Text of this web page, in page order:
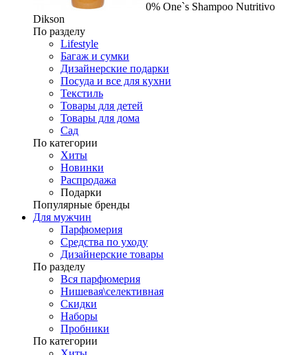
0% One`s Shampoo Nutritivo
Dikson
По разделу
Lifestyle
Багаж и сумки
Дизайнерские подарки
Посуда и все для кухни
Текстиль
Товары для детей
Товары для дома
Сад
По категории
Хиты
Новинки
Распродажа
Подарки
Популярные бренды
Для мужчин
Парфюмерия
Средства по уходу
Дизайнерские товары
По разделу
Вся парфюмерия
Нишевая\селективная
Скидки
Наборы
Пробники
По категории